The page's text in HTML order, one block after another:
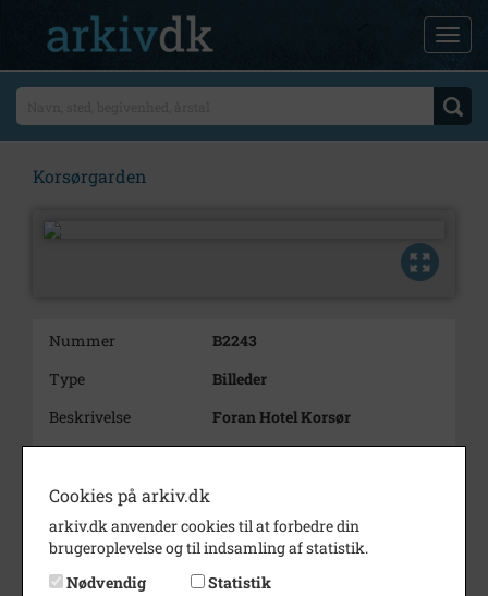
Korsørgarden
Nummer
B2243
Type
Billeder
Beskrivelse
Foran Hotel Korsør
Fotograf
Størrelse
9x12
Se på kort
Cookies på arkiv.dk
arkiv.dk anvender cookies til at forbedre din
brugeroplevelse og til indsamling af statistik.
Nødvendig
Statistik